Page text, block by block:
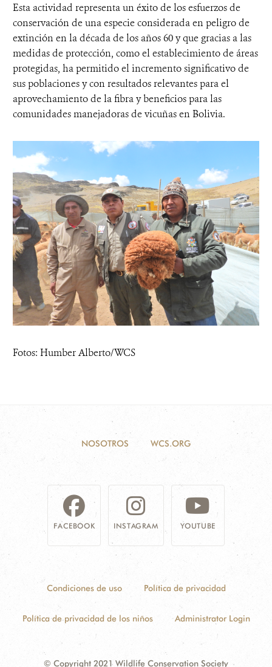
Esta actividad representa un éxito de los esfuerzos de
conservación de una especie considerada en peligro de
extinción en la década de los años 60 y que gracias a las
medidas de protección, como el establecimiento de áreas
protegidas, ha permitido el incremento significativo de
sus poblaciones y con resultados relevantes para el
aprovechamiento de la fibra y beneficios para las
comunidades manejadoras de vicuñas en Bolivia.
Fotos: Humber Alberto/WCS
NOSOTROS WCS.ORG
FACEBOOK INSTAGRAM YOUTUBE
Condiciones de uso Política de privacidad
Política de privacidad de los niños Administrator Login
© Copyright 2021 Wildlife Conservation Society